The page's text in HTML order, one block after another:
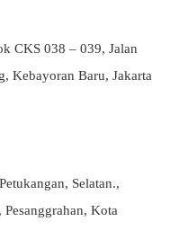
CKS 038 – 039, Jalan
Kebayoran Baru, Jakarta
Selatan.,
Pesanggrahan, Kota